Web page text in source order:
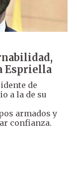
Espriella
de
a la de su
armados y
confianza.